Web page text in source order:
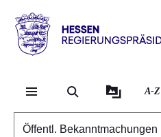
Hessen
RP
A-Z
Öffentl. Bekanntmachungen